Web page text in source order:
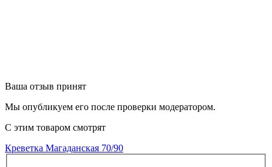
Ваша отзыв принят
Мы опубликуем его после проверки модератором.
С этим товаром смотрят
Креветка Магаданская 70/90